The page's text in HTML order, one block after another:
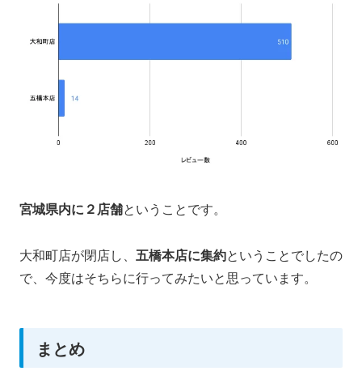
宮城県内に２店舗ということです。
大和町店が閉店し、 五橋本店に集約ということでしたの
で、今度はそちらに行ってみたいと思っています。
まとめ